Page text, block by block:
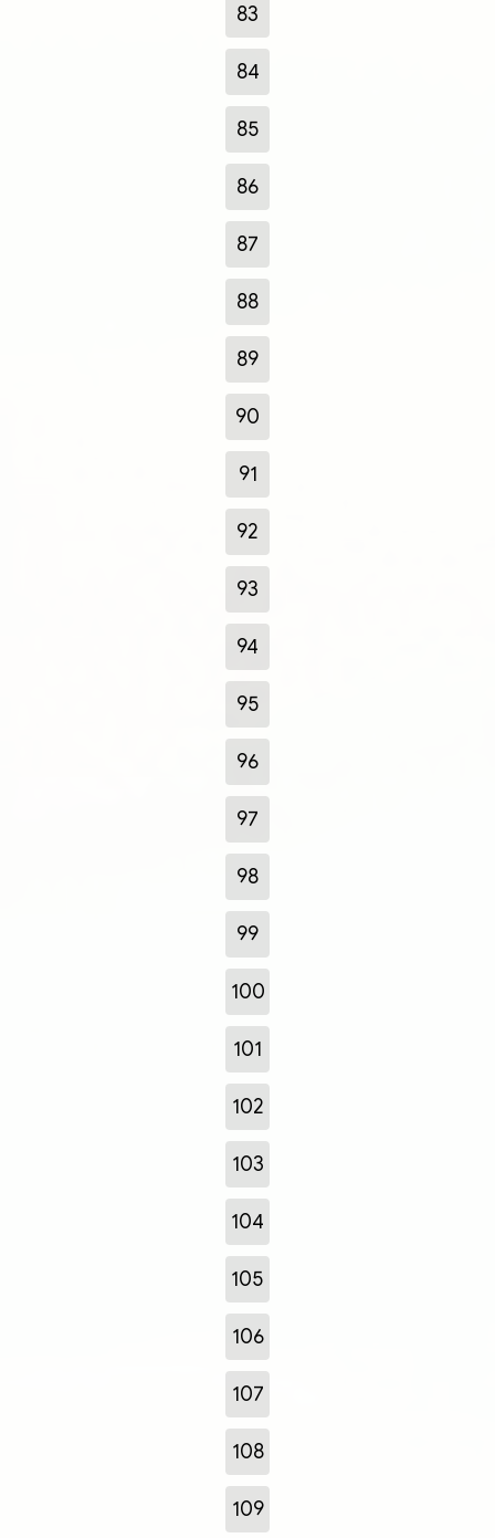
83
84
85
86
87
88
89
90
91
92
93
94
95
96
97
98
99
100
101
102
103
104
105
106
107
108
109